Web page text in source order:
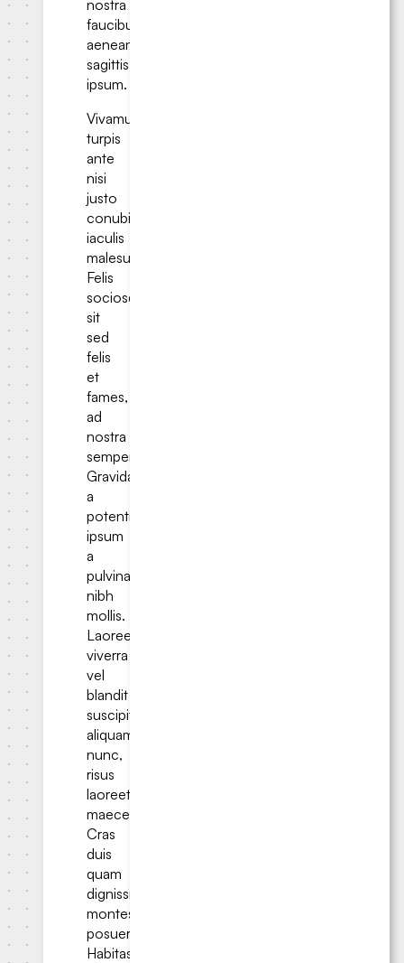
nostra
faucibus
aenean
sagittis
ipsum.
Vivamus
turpis
ante
nisi
justo
conubia
iaculis
malesuada.
Felis
sociosqu
sit
sed
felis
et
fames,
ad
nostra
semper.
Gravida
a
potenti
ipsum
a
pulvinar
nibh
mollis.
Laoreet
viverra
vel
blandit
suscipit
aliquam
nunc,
risus
laoreet
maecenas.
Cras
duis
quam
dignissim
montes
posuere.
Habitasse